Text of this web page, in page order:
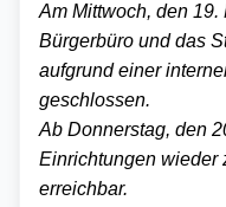
Am Mittwoch, den
Bürgerbüro und das
aufgrund einer
geschlossen.
Ab Donnerstag, den
Einrichtungen wieder
erreichbar.